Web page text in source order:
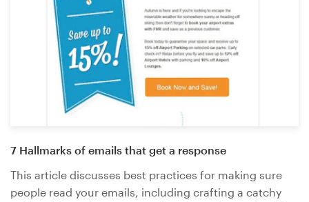
7 Hallmarks of emails that get a response
This article discusses best practices for making sure
people read your emails, including crafting a catchy